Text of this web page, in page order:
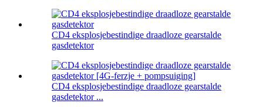
CD4 eksplosjebestindige draadloze gearstalde
gasdetektor
CD4 eksplosjebestindige draadloze gearstalde
gasdetektor ...